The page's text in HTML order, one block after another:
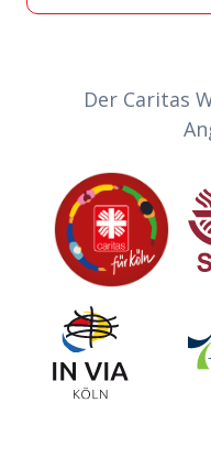
Partner-Links
Der Caritas
Caritas
Invia